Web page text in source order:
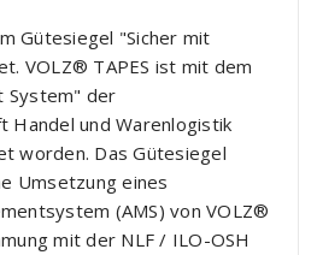
Gütesiegel "Sicher mit
VOLZ® TAPES ist mit dem
System" der
Handel und Warenlogistik
worden. Das Gütesiegel
Umsetzung eines
(AMS) von VOLZ®
mit der NLF / ILO-OSH